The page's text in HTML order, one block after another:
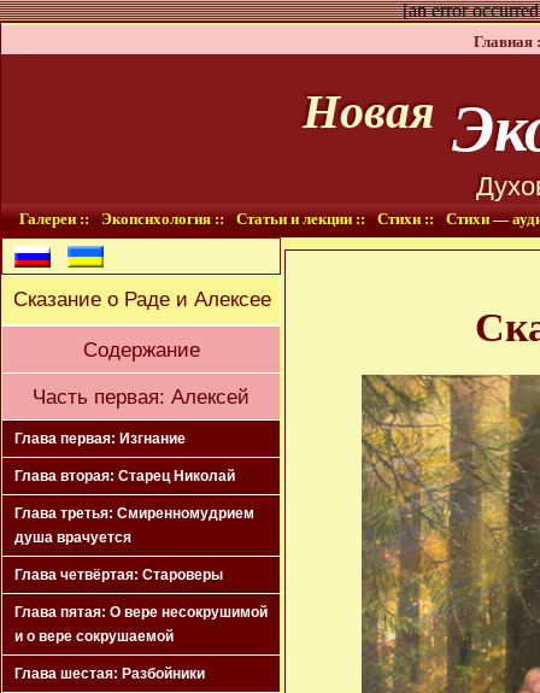
[an error
Главная
Новая
Галереи :: Экопсихология :: Статьи и лекции :: Стихи :: Стихи —
Сказание о Раде и Алексее
Содержание
Часть первая: Алексей
Глава первая: Изгнание
Глава вторая: Старец Николай
Глава третья: Смиренномудрием
душа врачуется
Глава четвёртая: Староверы
Глава пятая: О вере несокрушимой
и о вере сокрушаемой
Глава шестая: Разбойники